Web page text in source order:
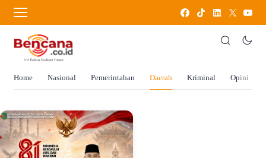
Home Nasional Pemerintahan Daerah Kriminal Opini